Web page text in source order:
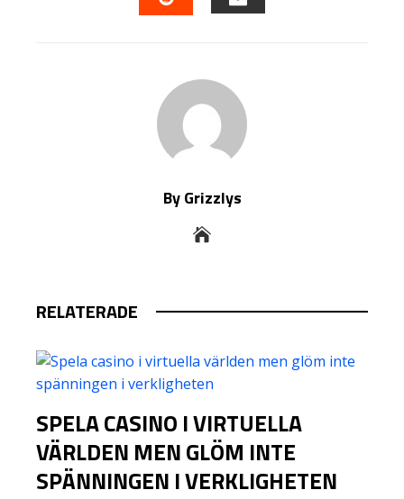
By Grizzlys
RELATERADE
SPELA CASINO I VIRTUELLA
VÄRLDEN MEN GLÖM INTE
SPÄNNINGEN I VERKLIGHETEN